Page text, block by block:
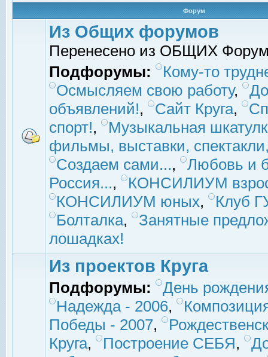
Форум
Из Общих форумов
Перенесено из ОБЩИХ
Подфорумы:
Кому-то
Осмысляем свою работу,
объявлений!, Сайт Круга,
спорт!,
Музыкальная
фильмы, выставки,
Создаем сами...,
Любовь и
Россия...,
КОНСИЛИУМ
КОНСИЛИУМ юных,
Клуб
Болталка,
Занятные
лошадках!
Из проектов Круга
Подфорумы:
День
Надежда - 2006,
Победы - 2007,
Круга, Построение СЕБЯ,